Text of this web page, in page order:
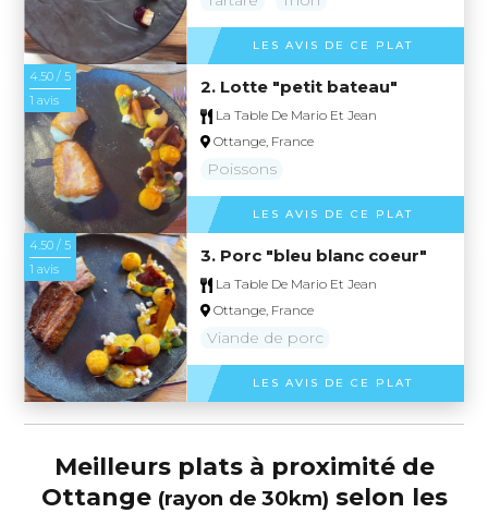
LES AVIS DE CE PLAT
4.50 / 5
1 avis
2. Lotte "petit bateau"
La Table De Mario Et Jean
Ottange, France
Poissons
LES AVIS DE CE PLAT
4.50 / 5
1 avis
3. Porc "bleu blanc coeur"
La Table De Mario Et Jean
Ottange, France
Viande de porc
LES AVIS DE CE PLAT
Meilleurs plats à proximité de
Ottange (rayon de 30km) selon les